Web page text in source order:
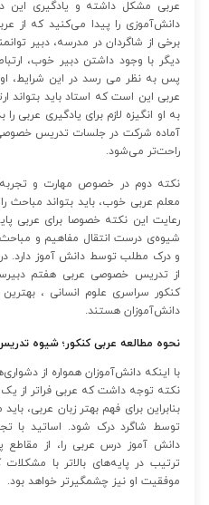
عربی مشکل داشته و یادگیری این
دانش‌آموزی را پیدا می‌کنید که از
برخی از شاگردان در مدرسه، دبیر
دیگر با وجود داشتن دبیر خوب،
پس به نظر می رسد در این شرایط،
عربی این است که استاد باید بتواند
به او انگیزه لازم برای یادگیری عربی
آماده شرکت در جلسات تدریس
راحت‌تر می‌شود.
نکته دوم در خصوص مهارت و
معلم عربی خوب، باید بتواند مباحث
رعایت این نکته خصوصا برای عربی
شیوه‌ی درست انتقال مفاهیم و مباحث
و درک مطلب توسط دانش آموز دارد.
از تدریس خصوصی عربی هفتم
کنکور سراسری علوم انسانی ،
دانش‌آموزان هستند.
نحوه مطالعه عربی کنکور؛ شیوه
با اینکه دانش‌آموزان همواره از
نکته توجه داشت که عربی فراتر از
بنابراین برای فهم بهتر زبان عربی،
توسط شاگرد درک شود. اساتید با
دانش آموز درس عربی را، از مقاطع
ترتیب در پایه‌های بالاتر با
موفقیت او نیز چشمگیرتر خواهد بود.